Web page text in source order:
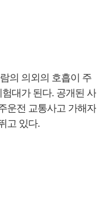
의 의외의 호흡이 주
대가 된다. 공개된 사
운전 교통사고 가해자
고 있다.